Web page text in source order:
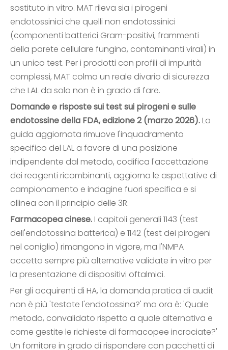
sostituto in vitro. MAT rileva sia i pirogeni
endotossinici che quelli non endotossinici
(componenti batterici Gram-positivi, frammenti
della parete cellulare fungina, contaminanti virali) in
un unico test. Per i prodotti con profili di impurità
complessi, MAT colma un reale divario di sicurezza
che LAL da solo non è in grado di fare.
Domande e risposte sui test sui pirogeni e sulle
endotossine della FDA, edizione 2 (marzo 2026).La
guida aggiornata rimuove l'inquadramento
specifico del LAL a favore di una posizione
indipendente dal metodo, codifica l'accettazione
dei reagenti ricombinanti, aggiorna le aspettative di
campionamento e indagine fuori specifica e si
allinea con il principio delle 3R.
Farmacopea cinese.I capitoli generali 1143 (test
dell'endotossina batterica) e 1142 (test dei pirogeni
nel coniglio) rimangono in vigore, ma l'NMPA
accetta sempre più alternative validate in vitro per
la presentazione di dispositivi oftalmici.
Per gli acquirenti di HA, la domanda pratica di audit
non è più 'testate l'endotossina?' ma ora è: 'Quale
metodo, convalidato rispetto a quale alternativa e
come gestite le richieste di farmacopee incrociate?'
Un fornitore in grado di rispondere con pacchetti di